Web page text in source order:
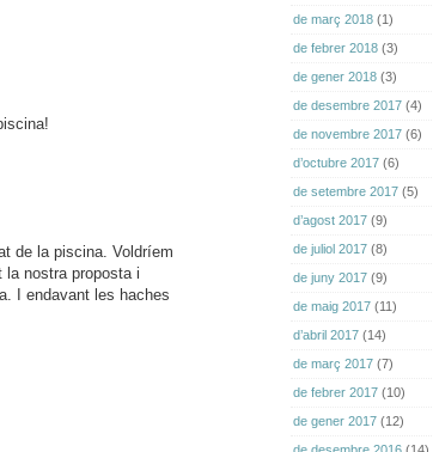
de la piscina. Voldríem
nostra proposta i
I endavant les haches
de març 2018 (1)
de febrer 2018 (3)
de gener 2018 (3)
de desembre 2017 (4)
de novembre 2017 (6)
d’octubre 2017 (6)
de setembre 2017 (5)
d’agost 2017 (9)
de juliol 2017 (8)
de juny 2017 (9)
de maig 2017 (11)
d’abril 2017 (14)
de març 2017 (7)
de febrer 2017 (10)
de gener 2017 (12)